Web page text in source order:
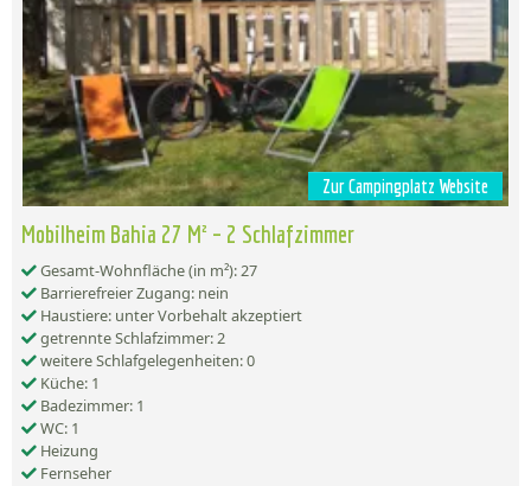
Zur Campingplatz Website
Mobilheim Bahia 27 M² – 2 Schlafzimmer
Gesamt-Wohnfläche (in m²): 27
Barrierefreier Zugang: nein
Haustiere: unter Vorbehalt akzeptiert
getrennte Schlafzimmer: 2
weitere Schlafgelegenheiten: 0
Küche: 1
Badezimmer: 1
WC: 1
Heizung
Fernseher